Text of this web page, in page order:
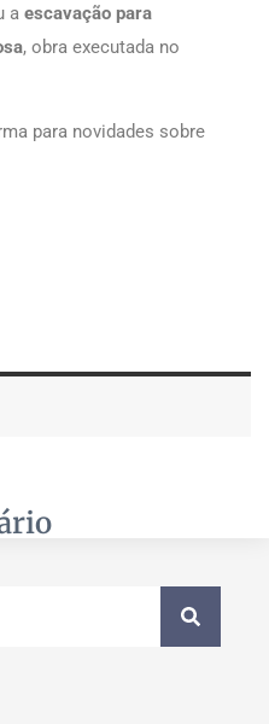
aescavação para
, obra executada no
para novidades sobre